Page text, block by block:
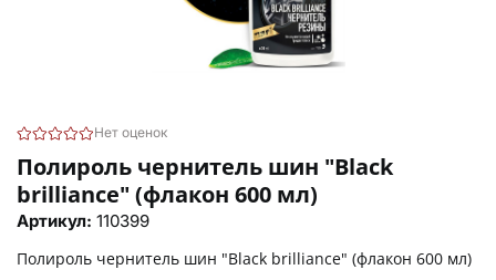
Нет оценок
Полироль чернитель шин "Black
brilliance" (флакон 600 мл)
Артикул: 110399
Полироль чернитель шин "Black brilliance" (флакон 600 мл)